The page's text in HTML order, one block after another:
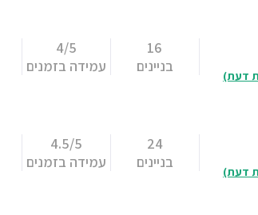
16
בניינים
4/5
עמידה בזמנים
24
בניינים
4.5/5
עמידה בזמנים